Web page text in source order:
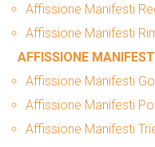
Affissione Manifesti
Affissione Manifesti
AFFISSIONE
Affissione Manifesti
Affissione Manifesti
Affissione Manifesti